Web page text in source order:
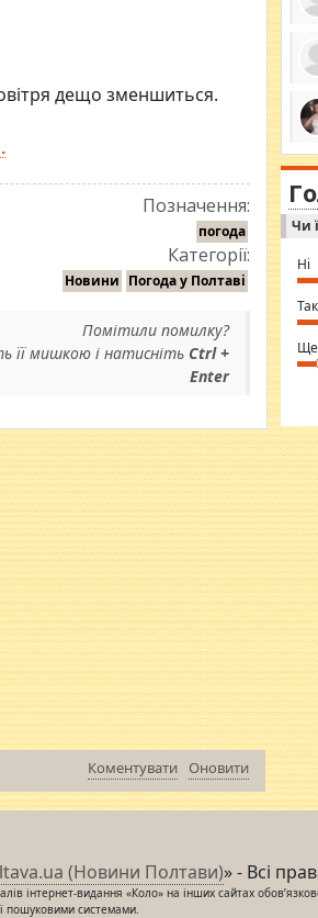
дещо зменшиться.
Позначення:
погода
Категорії:
Новини Погода у Полтаві
Помітили помилку?
її мишкою і натисніть Ctrl +
Enter
Оновити
Коментувати
за
ми
in
⇒
Чи
Ні
Так
Ще
(Новини Полтави)» - Всі
інтернет-видання «Коло» на інших сайтах
пошуковими системами.